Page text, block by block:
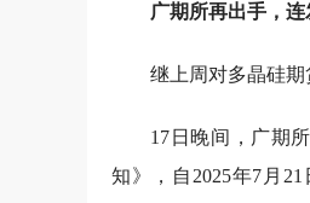
广期所再出手，
继上周对多晶硅期
17日晚间，广期
知》，自2025年7月